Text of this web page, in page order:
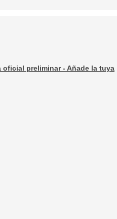
preliminar - Añade la tuya